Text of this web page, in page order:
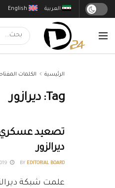
English العربية
الرئيسية الكلمات
Tag: ديرازور
تصعيد عسكري
ديرالزور
BY EDITORIAL BOARD